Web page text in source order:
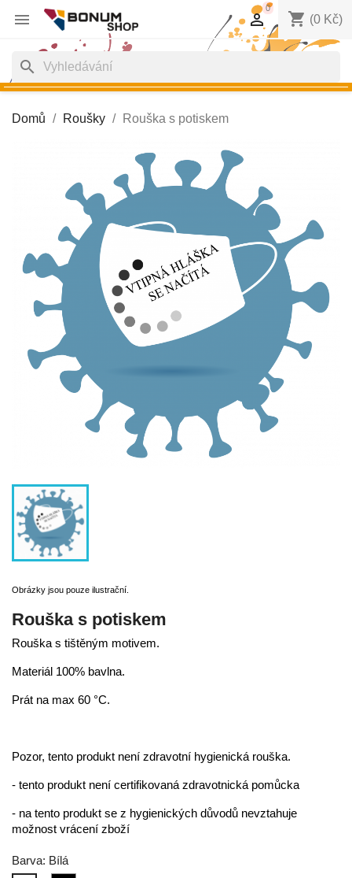
 shopping_cart
0
(0 Kč)

search
Domů Roušky Rouška s potiskem
Obrázky jsou pouze ilustrační.
Rouška s potiskem
Rouška s tištěným motivem.
Materiál 100% bavlna.
Prát na max 60 °C.
Pozor, tento produkt není zdravotní hygienická rouška.
- tento produkt není certifikovaná zdravotnická pomůcka
- na tento produkt se z hygienických důvodů nevztahuje
možnost vrácení zboží
Barva: Bílá